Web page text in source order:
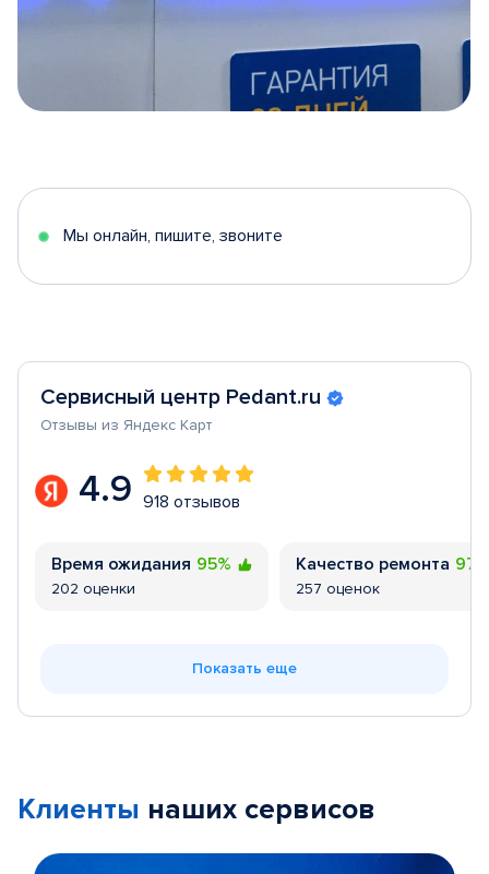
5
Мы онлайн, пишите, звоните
Сервисный центр Pedant.ru
Отзывы из Яндекс Карт
4.9 918 отзывов
Время ожидания 95%
202 оценки
Качество ремонта
257 оценок
Показать еще
Клиенты наших сервисов